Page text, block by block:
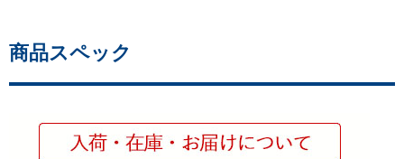
商品スペック